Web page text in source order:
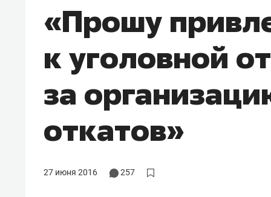
«Прошу
к уголовной
за
откатов»
27 июня 2016 257